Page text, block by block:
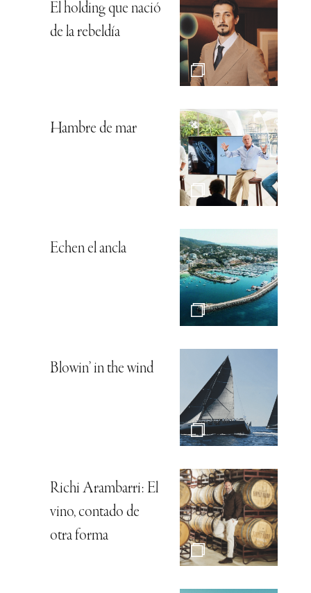
El holding que nació
de la rebeldía
Hambre de mar
Echen el ancla
Blowin’ in the wind
Richi Arambarri: El
vino, contado de
otra forma